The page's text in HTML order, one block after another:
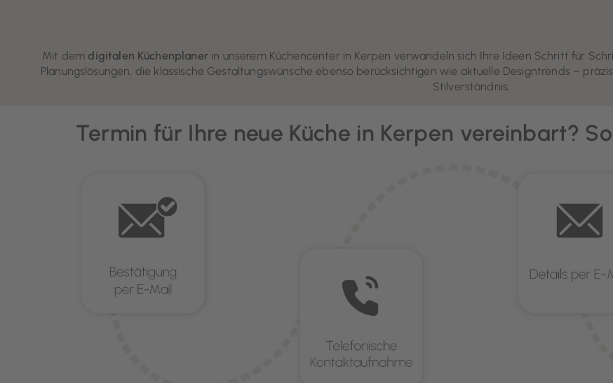
Mit demdigitalen Küchenplanerin unserem Küchencenter in Kerpen verwandeln sich Ihre Ideen Schritt für
Planungslösungen, die klassische Gestaltungswünsche ebenso berücksichtigen wie aktuelle Designtrends –
Stilverständnis.
Termin für Ihre neue Küche in Kerpen vereinbart?